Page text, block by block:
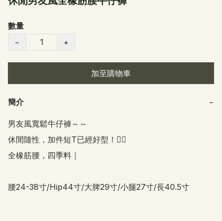
數量
−
+
加至購物車
簡介 −
男友風寬鬆牛仔褲～～
休閒隨性，加件短T已經好型！👍🏻
全橡筋腰，四季料｜
腰24-38寸/Hip44寸/大脾29寸/小腿27寸/長40.5寸